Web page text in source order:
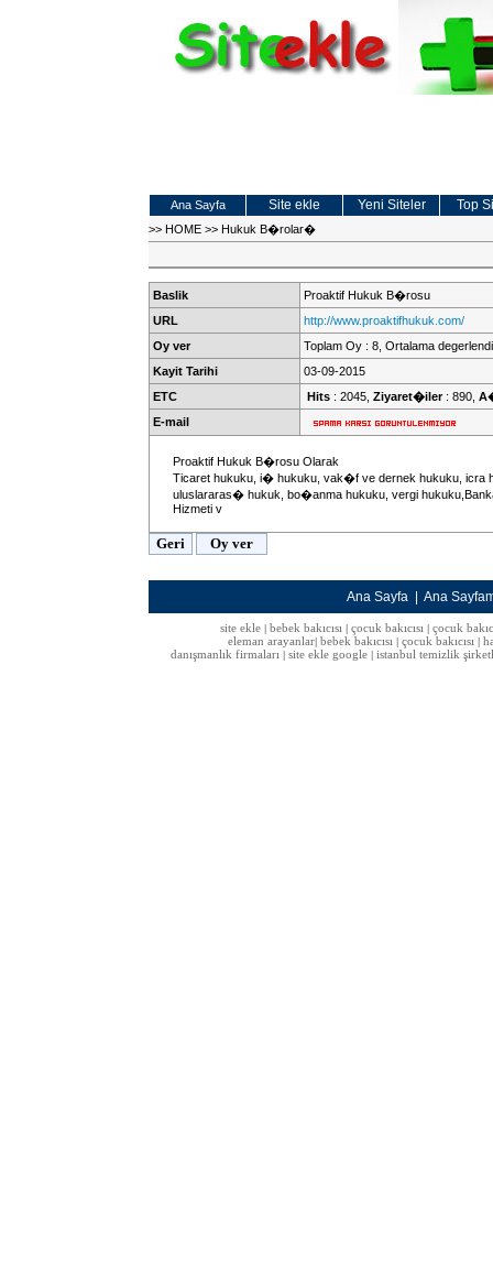
Ana Sayfa Site ekle Yeni Siteler Top
>> HOME >> Hukuk B�rolar�
Baslik
Proaktif Hukuk B�rosu
URL
http://www.proaktifhukuk.com/
Oy ver
Toplam Oy : 8, Ortalama
Kayit Tarihi
03-09-2015
ETC
Hits : 2045, Ziyaret�iler: 890,
E-mail
Proaktif Hukuk B�rosu Olarak
Ticaret hukuku, i� hukuku, vak�f ve dernek hukuku, icra
uluslararas� hukuk, bo�anma hukuku, vergi
Hizmeti v
Ana Sayfa Ana
site ekle| bebek bakıcısı| çocuk bakıcısı| çocuk
eleman arayanlar bebek bakıcısı çocuk bakıcısı
danışmanlık firmaları
site ekle google istanbul temizlik